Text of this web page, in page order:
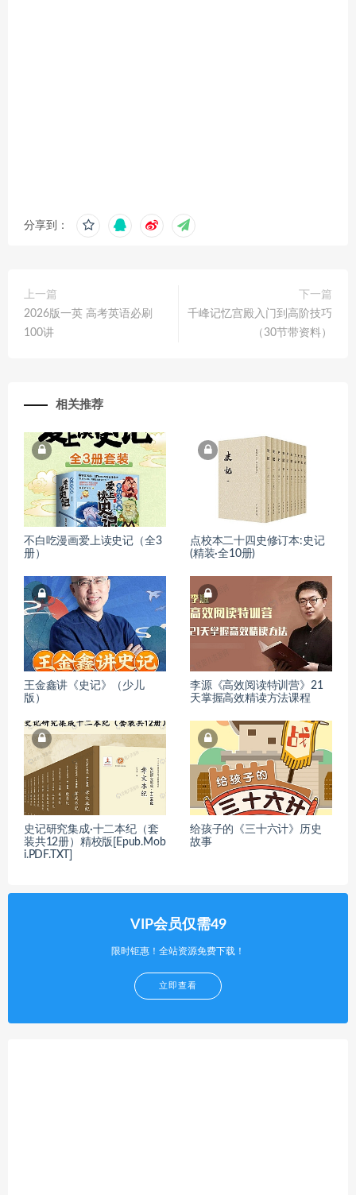
分享到：
上一篇
2026版一英 高考英语必刷
100讲
下一篇
千峰记忆宫殿入门到高阶技巧
（30节带资料）
相关推荐
不白吃漫画爱上读史记（全3
册）
点校本二十四史修订本:史记
(精装·全10册)
王金鑫讲《史记》（少儿
版）
李源《高效阅读特训营》21
天掌握高效精读方法课程
史记研究集成·十二本纪（套
装共12册）精校版[Epub.Mob
i.PDF.TXT]
给孩子的《三十六计》历史
故事
VIP会员仅需49
限时钜惠！全站资源免费下载！
立即查看